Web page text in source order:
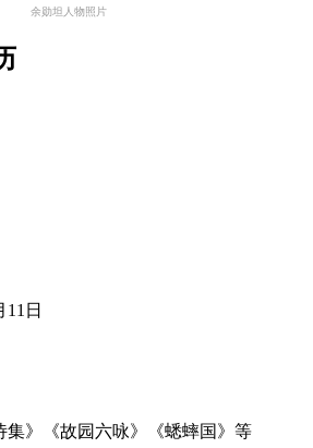
余勋坦人物照片
11日
集》《故园六咏》《蟋蟀国》等